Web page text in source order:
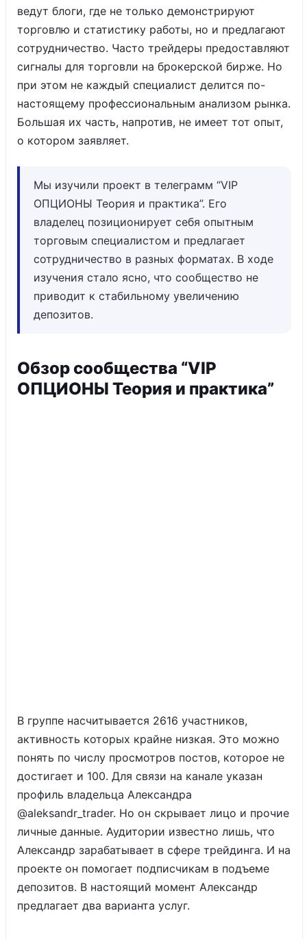
ведут блоги, где не только демонстрируют
торговлю и статистику работы, но и предлагают
сотрудничество. Часто трейдеры предоставляют
сигналы для торговли на брокерской бирже. Но
при этом не каждый специалист делится по-
настоящему профессиональным анализом рынка.
Большая их часть, напротив, не имеет тот опыт,
о котором заявляет.
Мы изучили проект в телеграмм “VIP
ОПЦИОНЫ Теория и практика”. Его
владелец позиционирует себя опытным
торговым специалистом и предлагает
сотрудничество в разных форматах. В ходе
изучения стало ясно, что сообщество не
приводит к стабильному увеличению
депозитов.
Обзор сообщества “VIP
ОПЦИОНЫ Теория и практика”
В группе насчитывается 2616 участников,
активность которых крайне низкая. Это можно
понять по числу просмотров постов, которое не
достигает и 100. Для связи на канале указан
профиль владельца Александра
@aleksandr_trader. Но он скрывает лицо и прочие
личные данные. Аудитории известно лишь, что
Александр зарабатывает в сфере трейдинга. И на
проекте он помогает подписчикам в подъеме
депозитов. В настоящий момент Александр
предлагает два варианта услуг.